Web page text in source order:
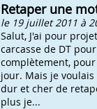
Retaper une
le 19 juillet 2011 à
Salut, J'ai pour
carcasse de DT
complètement,
jour. Mais je
dur et cher de
plus je...